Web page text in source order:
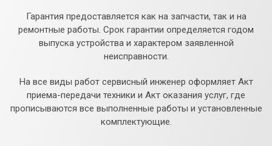
Гарантия предоставляется как на запчасти, так и на
ремонтные работы. Срок гарантии определяется годом
выпуска устройства и характером заявленной
неисправности.
На все виды работ сервисный инженер оформляет Акт
приема-передачи техники и Акт оказания услуг, где
прописываются все выполненные работы и установленные
комплектующие.